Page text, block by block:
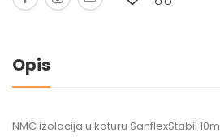
Opis
NMC izolacija u koturu SanflexStabil 10m